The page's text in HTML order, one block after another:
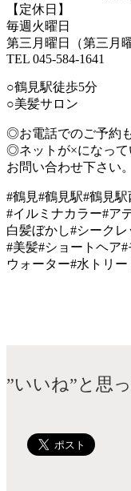
【定休日】
毎週火曜日
第三月曜日（第三月
TEL 045-584-1641
○鶴見駅徒歩5分
○美髪サロン
◎お電話でのご予約
◎ネットが×になって
お問い合わせ下さい。
#鶴見#鶴見駅#鶴見駅
#イルミナカラー#ア
白髪ぼかし#シーク
#美髪#ショートヘア
ウォーター#水トリ
”いいね”と思